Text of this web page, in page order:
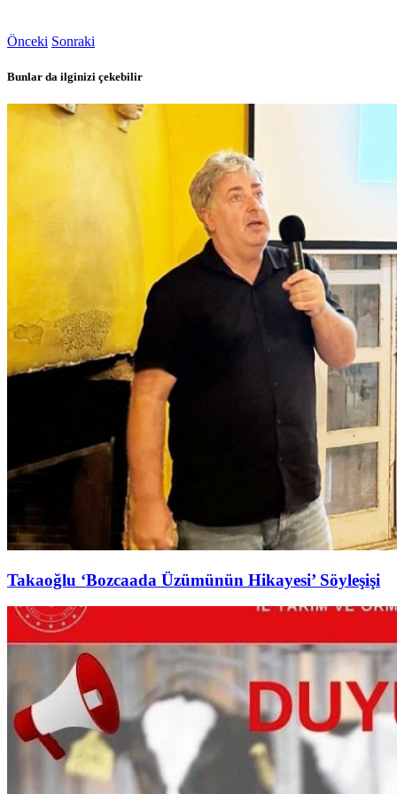
Önceki Sonraki
Bunlar da ilginizi çekebilir
Takaoğlu ‘Bozcaada Üzümünün Hikayesi’ Söyleşişi